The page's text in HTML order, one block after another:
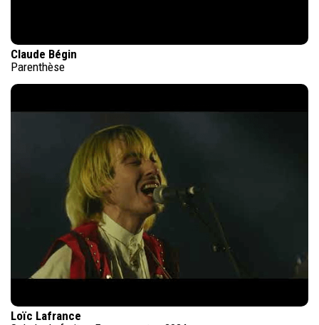
Claude Bégin
Parenthèse
Loïc Lafrance